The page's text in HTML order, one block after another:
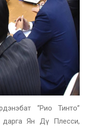
“Рио Тинто”
дарга Ян Дү Плесси,